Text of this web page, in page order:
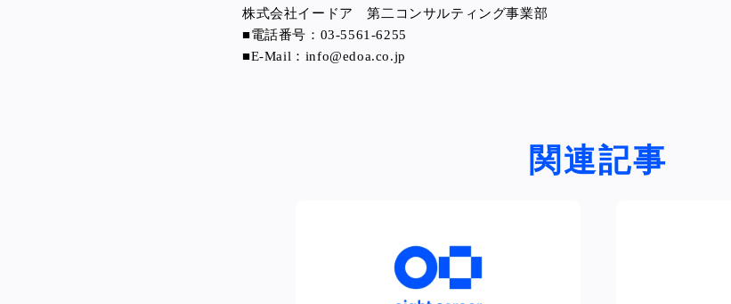
株式会社イードア 第二コンサルティング事業部
■電話番号：03-5561-6255
■E-Mail：info@edoa.co.jp
関連記事